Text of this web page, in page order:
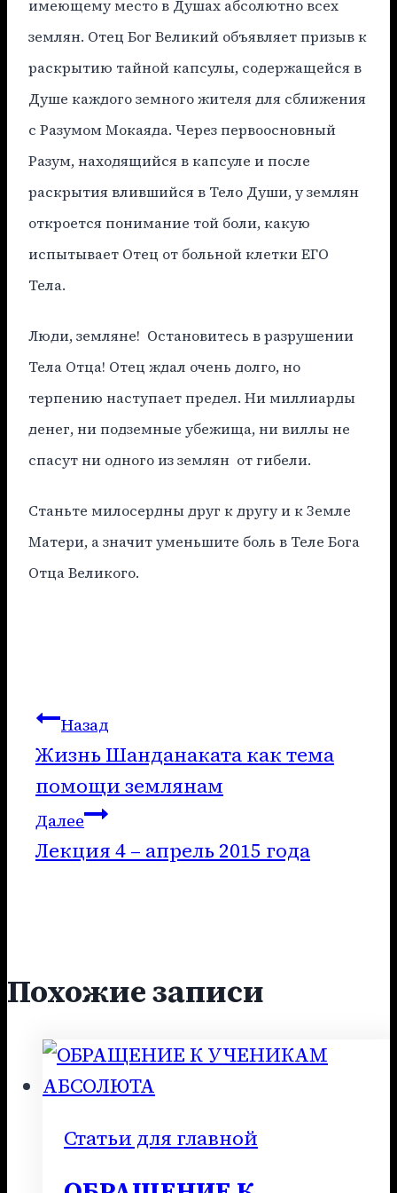
имеющему место в Душах абсолютно всех
землян. Отец Бог Великий объявляет призыв к
раскрытию тайной капсулы, содержащейся в
Душе каждого земного жителя для сближения
с Разумом Мокаяда. Через первоосновный
Разум, находящийся в капсуле и после
раскрытия влившийся в Тело Души, у землян
откроется понимание той боли, какую
испытывает Отец от больной клетки ЕГО
Тела.
Люди, земляне! Остановитесь в разрушении
Тела Отца! Отец ждал очень долго, но
терпению наступает предел. Ни миллиарды
денег, ни подземные убежища, ни виллы не
спасут ни одного из землян от гибели.
Станьте милосердны друг к другу и к Земле
Матери, а значит уменьшите боль в Теле Бога
Отца Великого.
Навигация
по
записям
Назад
Жизнь Шанданаката как тема
помощи землянам
Далее
Лекция 4 – апрель 2015 года
Похожие записи
Статьи для главной